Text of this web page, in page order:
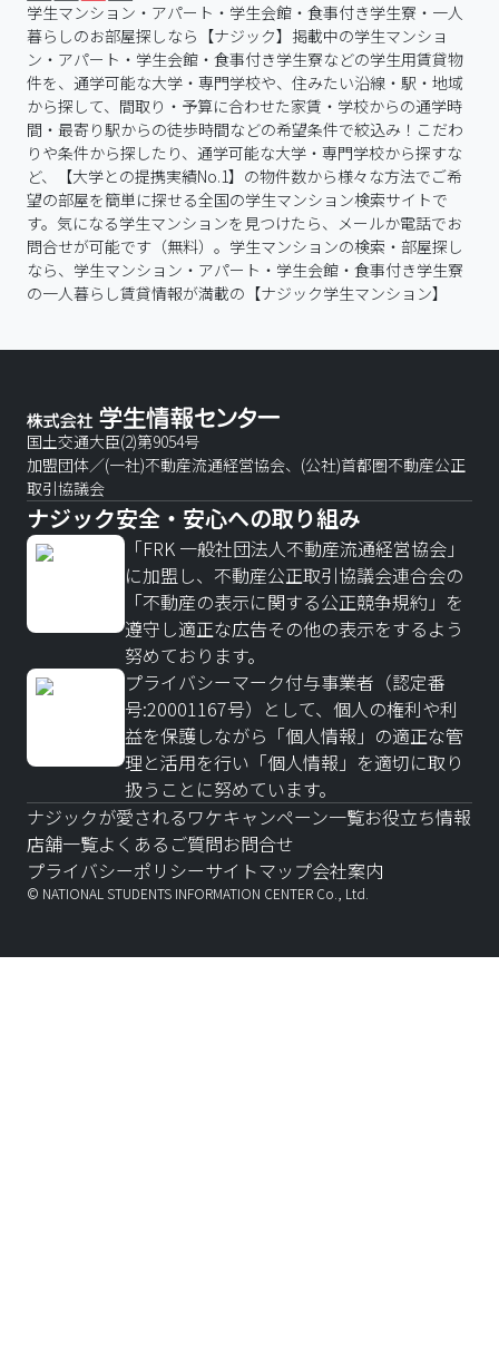
学生マンション・アパート・学生会館・食事付き学生寮・一人
暮らしのお部屋探しなら【ナジック】掲載中の学生マンショ
ン・アパート・学生会館・食事付き学生寮などの学生用賃貸物
件を、通学可能な大学・専門学校や、住みたい沿線・駅・地域
から探して、間取り・予算に合わせた家賃・学校からの通学時
間・最寄り駅からの徒歩時間などの希望条件で絞込み！こだわ
りや条件から探したり、通学可能な大学・専門学校から探すな
ど、【大学との提携実績No.1】の物件数から様々な方法でご希
望の部屋を簡単に探せる全国の学生マンション検索サイトで
す。気になる学生マンションを見つけたら、メールか電話でお
問合せが可能です（無料）。学生マンションの検索・部屋探し
なら、学生マンション・アパート・学生会館・食事付き学生寮
の一人暮らし賃貸情報が満載の【ナジック学生マンション】
国土交通大臣(2)第9054号
加盟団体／(一社)不動産流通経営協会、(公社)首都圏不動産公正
取引協議会
ナジック安全・安心への取り組み
「FRK 一般社団法人不動産流通経営協会」
に加盟し、不動産公正取引協議会連合会の
「不動産の表示に関する公正競争規約」を
遵守し適正な広告その他の表示をするよう
努めております。
プライバシーマーク付与事業者（認定番
号:20001167号）として、個人の権利や利
益を保護しながら「個人情報」の適正な管
理と活用を行い「個人情報」を適切に取り
扱うことに努めています。
ナジックが愛されるワケキャンペーン一覧お役立ち情報
店舗一覧よくあるご質問お問合せ
プライバシーポリシーサイトマップ会社案内
© NATIONAL STUDENTS INFORMATION CENTER Co., Ltd.